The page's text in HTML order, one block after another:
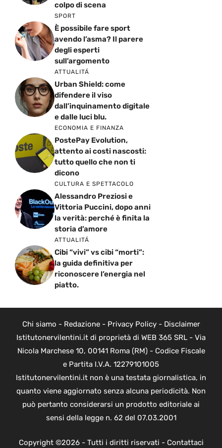
colpo di scena
SPORT
È possibile fare sport
avendo l’asma? Il parere
degli esperti
sull’argomento
ATTUALITÁ
Urban Shield: come
difendere il viso
dall’inquinamento digitale
e dalle luci blu.
ECONOMIA E FINANZA
PostePay Evolution,
attento ai costi nascosti:
tutto quello che non ti
dicono
CULTURA E SPETTACOLO
Alessandro Preziosi e
Vittoria Puccini, dopo anni
la verità: perché è finita la
storia d’amore
ATTUALITÁ
Cibi “vivi” vs cibi “morti”:
la guida definitiva per
riconoscere l’energia nel
piatto.
Chi siamo - Redazione- Privacy Policy- Disclaimer
Istitutonervilentini.it di proprietà di WEB 365 SRL - Via
Nicola Marchese 10, 00141 Roma (RM) - Codice Fiscale
e Partita I.V.A. 12279101005
Istitutonervilentini.it non è una testata giornalistica, in
quanto viene aggiornato senza alcuna periodicità. Non
può pertanto considerarsi un prodotto editoriale ai
sensi della legge n. 62 del 07.03.2001
Copyright ©2026 - Tutti i diritti riservati - Contattaci